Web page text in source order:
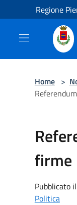
Salta al contenuto
Regione
Home >
firme
Pubblicato
Politica